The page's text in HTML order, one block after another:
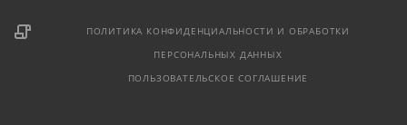
ПОЛИТИКА КОНФИДЕНЦИАЛЬНОСТИ И ОБРАБОТКИ
ПЕРСОНАЛЬНЫХ ДАННЫХ
ПОЛЬЗОВАТЕЛЬСКОЕ СОГЛАШЕНИЕ